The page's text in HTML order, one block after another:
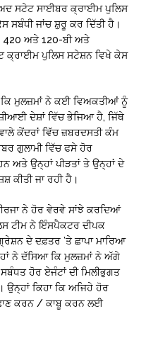
ਸਟੇਟ ਸਾਈਬਰ ਕ੍ਰਾਈਮ ਪੁਲਿਸ
ਜਾਂਚ ਸ਼ੁਰੂ ਕਰ ਦਿੱਤੀ ਹੈ।
420 ਅਤੇ 120-ਬੀ ਅਤੇ
ਕ੍ਰਾਈਮ ਪੁਲਿਸ ਸਟੇਸ਼ਨ ਵਿਖੇ ਕੇਸ
ਕਿ ਮੁਲਜ਼ਮਾਂ ਨੇ ਕਈ ਵਿਅਕਤੀਆਂ ਨੂੰ
ਦੇਸ਼ਾਂ ਵਿੱਚ ਭੇਜਿਆ ਹੈ, ਜਿੱਥੇ
ਕੇਂਦਰਾਂ ਵਿੱਚ ਜ਼ਬਰਦਸਤੀ ਕੰਮ
ਗੁਲਾਮੀ ਵਿੱਚ ਫਸੇ ਹੋਰ
ਅਤੇ ਉਨ੍ਹਾਂ ਪੀੜਤਾਂ ਤੇ ਉਨ੍ਹਾਂ ਦੇ
ਕੀਤੀ ਜਾ ਰਹੀ ਹੈ।
ਨੇ ਹੋਰ ਵੇਰਵੇ ਸਾਂਝੇ ਕਰਦਿਆਂ
ਟੀਮ ਨੇ ਇੰਸਪੈਕਟਰ ਦੀਪਕ
ਦੇ ਦਫ਼ਤਰ ’ਤੇ ਛਾਪਾ ਮਾਰਿਆ
ਨੇ ਦੱਸਿਆ ਕਿ ਮੁਲਜ਼ਮਾਂ ਨੇ ਅੱਗੇ
ਹੋਰ ਏਜੰਟਾਂ ਦੀ ਮਿਲੀਭੁਗਤ
ਉਨ੍ਹਾਂ ਕਿਹਾ ਕਿ ਅਜਿਹੇ ਹੋਰ
ਕਰਨ / ਕਾਬੂ ਕਰਨ ਲਈ